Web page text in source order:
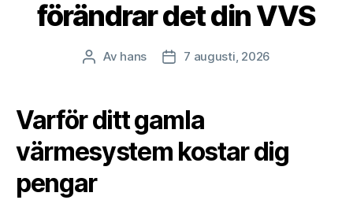
förändrar det din VVS
Inläggsförfattare
Av hans Inläggsdatum
7 augusti, 2026
Varför ditt gamla
värmesystem kostar dig
pengar